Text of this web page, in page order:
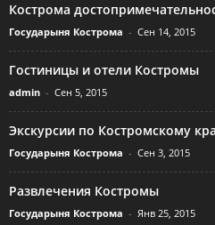
Кострома
Государыня Кострома - Сен 14, 2015
Гостиницы и отели Костромы
admin - Сен 5, 2015
Экскурсии по Костромскому
Государыня Кострома - Сен 3, 2015
Развлечения Костромы
Государыня Кострома - Янв 25, 2015